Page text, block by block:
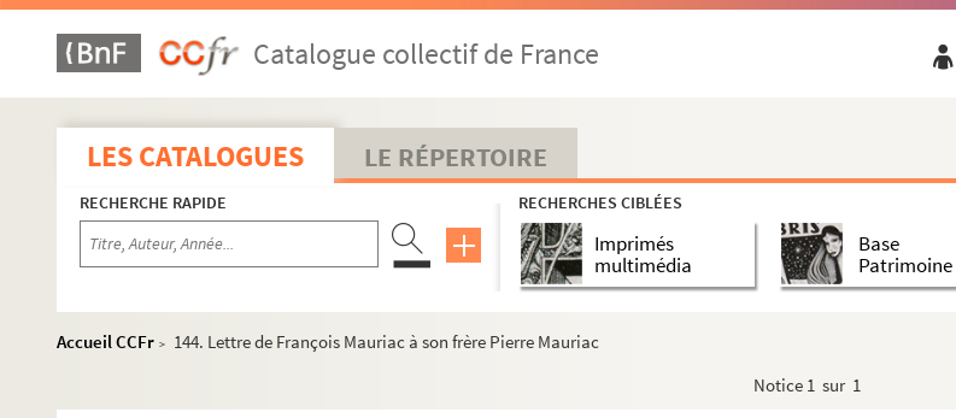
Catalogue collectif de France
LES CATALOGUES LE RÉPERTOIRE
RECHERCHE RAPIDE RECHERCHES CIBLÉES
Imprimés
multimédia
Base
Patrimoine
Accueil CCFr >
144. Lettre de François Mauriac à son frère Pierre Mauriac
Notice 1 sur 1
116 . Lettre de François Mauriac à son frère Pierre Mauriac
117. Lettre de François Mauriac à son frère Pierre Mauriac
118. Lettre de François Mauriac à son frère Pierre Mauriac
119. Lettre de François Mauriac à son frère Pierre Mauriac
120. Lettre de François Mauriac à son frère Pierre Mauriac
121. Lettre de François Mauriac à son frère Pierre Mauriac
122. Lettre de François Mauriac à son frère Pierre Mauriac
123. Lettre de François Mauriac à son frère Pierre Mauriac